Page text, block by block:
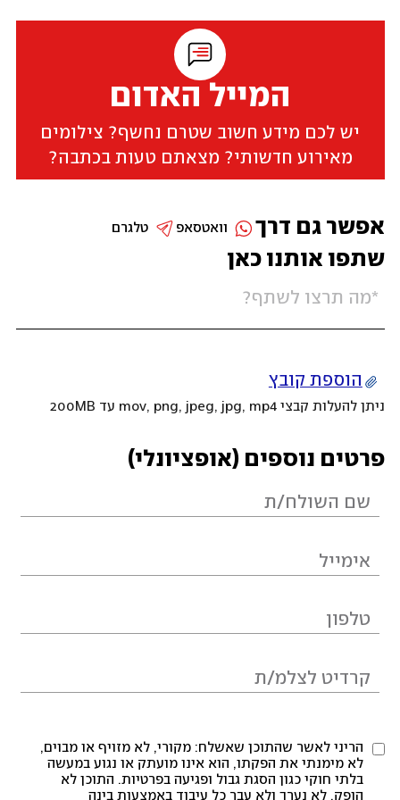
המייל האדום
יש לכם מידע חשוב שטרם נחשף? צילומים
מאירוע חדשותי? מצאתם טעות בכתבה?
שתפו אותנו כאן
הוספת קובץ
ניתן להעלות קבצי mov, png, jpeg, jpg, mp4 עד 200MB
פרטים נוספים (אופציונלי)
הריני לאשר שהתוכן שאשלח: מקורי, לא מזויף או מבוים,
לא מימנתי את הפקתו, הוא אינו מועתק או נגוע במעשה
בלתי חוקי כגון הסגת גבול ופגיעה בפרטיות. התוכן לא
הופק, לא נערך ולא עבר כל עיבוד באמצעות בינה
אפשר גם דרך טלגרם וואטסאפ